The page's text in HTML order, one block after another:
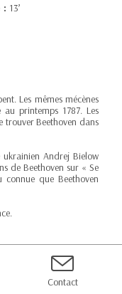
: 13’
Les mêmes mécènes
printemps 1787. Les
trouver Beethoven dans
Andrej Bielow
de Beethoven sur « Se
que Beethoven
Contact